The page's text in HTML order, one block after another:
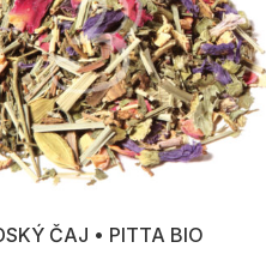
ČAJ • PITTA BIO